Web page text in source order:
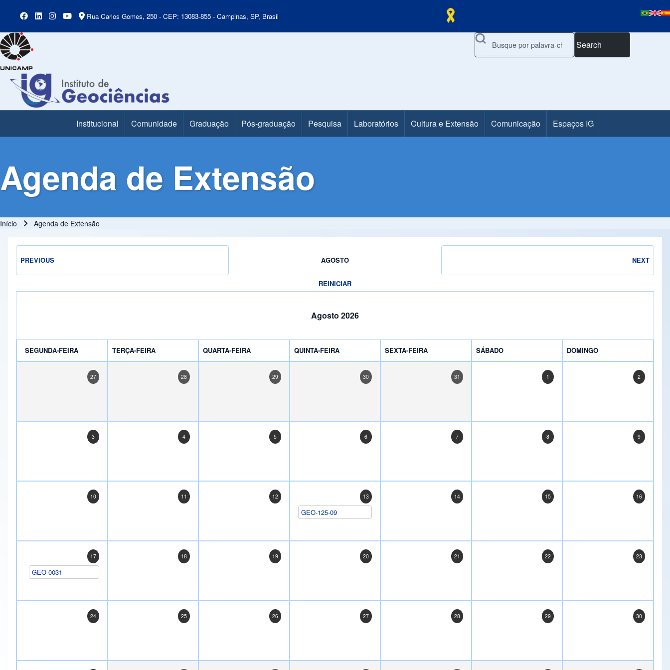
Rua Carlos Gomes, 250 - CEP: 13083-855 - Campinas, SP, Brasil
Search
Main MenuInstitucional Comunidade Graduação Pós-graduação Pesquisa Laboratórios Cultura e Extensão Comunicação Espaços IG
Agenda de Extensão
Trilha de navegação
Início Agenda de Extensão
PREVIOUS AGOSTO NEXT
REINICIAR
Agosto 2026
SEGUNDA-FEIRA TERÇA-FEIRA QUARTA-FEIRA QUINTA-FEIRA SEXTA-FEIRA SÁBADO DOMINGO
27 28 29 30 31 1 2
3 4 5 6 7 8 9
10 11 12 13
GEO-125-09
14 15 16
17
GEO-0031
18 19 20 21 22 23
24 25 26 27 28 29 30